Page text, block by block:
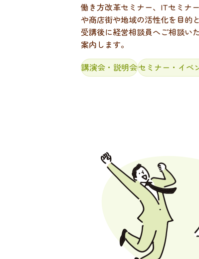
働き方改革セミナー、ITセミナ
や商店街や地域の活性化を目的
受講後に経営相談員へご相談い
案内します。
講演会・説明会セミナー・イベ